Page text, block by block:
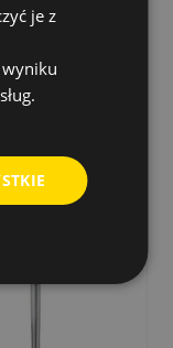
LX PLUS Ø 4 X
MM
złCena
23,14 zł
do koszyka
je z
wyniku